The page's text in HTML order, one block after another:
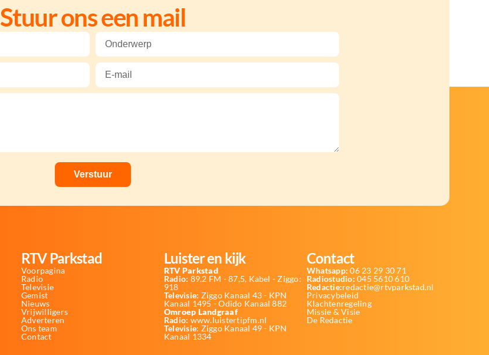
Stuur ons een mail
RTV Parkstad
Voorpagina
Radio
Televisie
Gemist
Nieuws
Vrijwilligers
Adverteren
Ons team
Contact
Luister en kijk
RTV Parkstad
Radio: 89,2 FM - 87,5, Kabel - Ziggo:
918
Televisie: Ziggo Kanaal 43 - KPN
Kanaal 1495 - Odido Kanaal 882
Omroep Landgraaf
Radio: www.luistertipfm.nl
Televisie: Ziggo Kanaal 49 - KPN
Kanaal 1334
Contact
Whatsapp: 06 23 29 30 71
Radiostudio: 045 5610 610
Redactie:redactie@rtvparkstad.nl
Privacybeleid
Klachtenregeling
Missie & Visie
De Redactie